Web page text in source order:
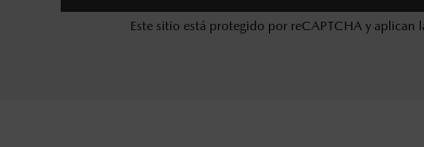
Este sitio está protegido por reCAPTCHA y aplican